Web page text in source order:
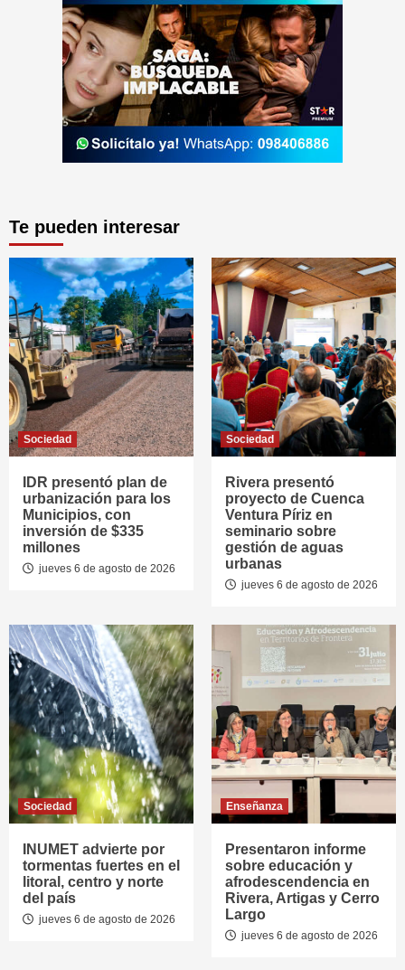
Te pueden interesar
Sociedad
IDR presentó plan de
urbanización para los
Municipios, con
inversión de $335
millones
jueves 6 de agosto de 2026
Sociedad
Rivera presentó
proyecto de Cuenca
Ventura Píriz en
seminario sobre
gestión de aguas
urbanas
jueves 6 de agosto de 2026
Sociedad
INUMET advierte por
tormentas fuertes en el
litoral, centro y norte
del país
jueves 6 de agosto de 2026
Enseñanza
Presentaron informe
sobre educación y
afrodescendencia en
Rivera, Artigas y Cerro
Largo
jueves 6 de agosto de 2026